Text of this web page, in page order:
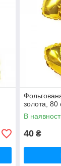
золота, 80
В
40 ₴